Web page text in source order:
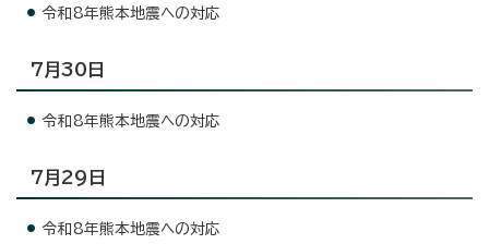
令和8年熊本地震への対応
7月30日
令和8年熊本地震への対応
7月29日
令和8年熊本地震への対応